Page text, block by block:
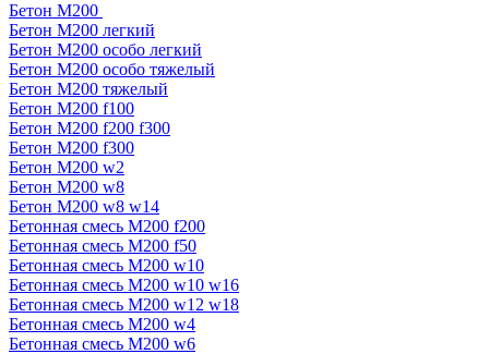
Бетон М200
Бетон М200 легкий
Бетон М200 особо легкий
Бетон М200 особо тяжелый
Бетон М200 тяжелый
Бетон М200 f100
Бетон М200 f200 f300
Бетон М200 f300
Бетон М200 w2
Бетон М200 w8
Бетон М200 w8 w14
Бетонная смесь М200 f200
Бетонная смесь М200 f50
Бетонная смесь М200 w10
Бетонная смесь М200 w10 w16
Бетонная смесь М200 w12 w18
Бетонная смесь М200 w4
Бетонная смесь М200 w6